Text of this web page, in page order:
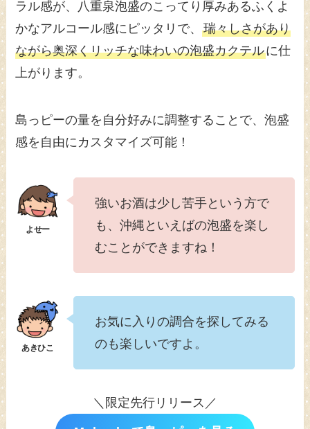
ラル感が、八重泉泡盛のこってり厚みあるふくよ
かなアルコール感にピッタリで、瑞々しさがあり
ながら奥深くリッチな味わいの泡盛カクテルに仕
上がります。
島っピーの量を自分好みに調整することで、泡盛
感を自由にカスタマイズ可能！
強いお酒は少し苦手という方で
も、沖縄といえばの泡盛を楽し
むことができますね！
お気に入りの調合を探してみる
のも楽しいですよ。
＼限定先行リリース／